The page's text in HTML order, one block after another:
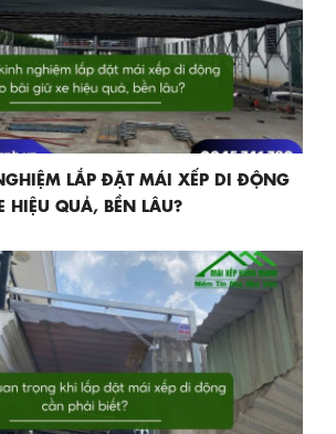
LẮP ĐẶT MÁI XẾP DI ĐỘNG
HIỆU QUẢ, BỀN LÂU?